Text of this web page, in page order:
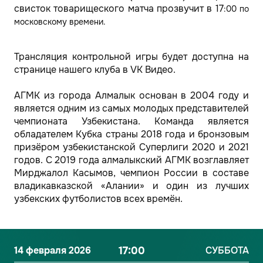
свисток товарищеского матча прозвучит в 17:00 по
московскому времени.
Трансляция контрольной игры будет доступна на
странице нашего клуба в VK Видео.
АГМК из города Алмалык основан в 2004 году и
является одним из самых молодых представителей
чемпионата Узбекистана. Команда является
обладателем Кубка страны 2018 года и бронзовым
призёром узбекистанской Суперлиги 2020 и 2021
годов. С 2019 года алмалыкский АГМК возглавляет
Мирджалол Касымов, чемпион России в составе
владикавказской «Алании» и один из лучших
узбекских футболистов всех времён.
14 февраля 2026 17:00 СУББОТА